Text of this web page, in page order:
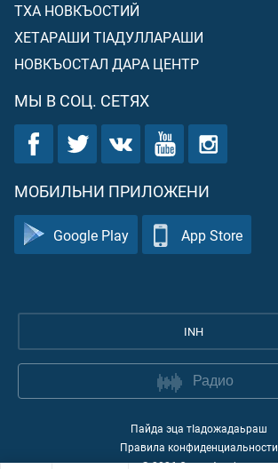
ТХА НОВКЪОСТИЙ
ХЕТАРАШИ ТIАДУЛЛАРАШИ
НОВКЪОСТАЛ ДАРА ЦЕНТР
МЫ В СОЦ. СЕТЯХ
МОБИЛЬНИ ПРИЛОЖЕНИ
Google Play App Store
INH
Радио
Пайда эца тIадожадаьраш
Правила конфиденциальности
©2026Quran Academy